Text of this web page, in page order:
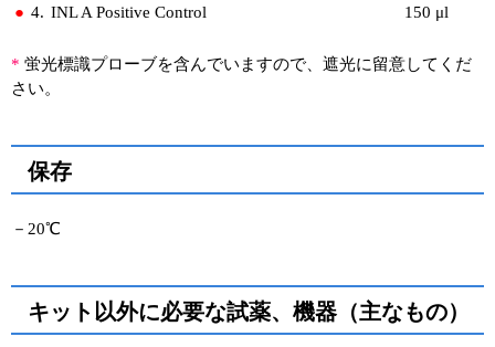
● 4. INL A Positive Control 150 μl
* 蛍光標識プローブを含んでいますので、遮光に留意してくだ
さい。
保存
－20℃
キット以外に必要な試薬、機器（主なもの）